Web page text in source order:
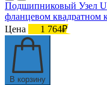
Подшипниковый Узел
фланцевом квадратном
Цена
1 764₽
В корзину